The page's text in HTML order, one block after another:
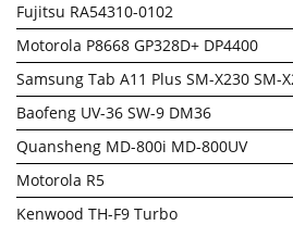
Fujitsu RA54310-0102
Motorola P8668 GP328D+ DP4400
Samsung Tab A11 Plus SM-X230 SM-
Baofeng UV-36 SW-9 DM36
Quansheng MD-800i MD-800UV
Motorola R5
Kenwood TH-F9 Turbo